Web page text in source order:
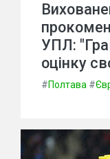
УПЛ:
оцінку
#Полтава #